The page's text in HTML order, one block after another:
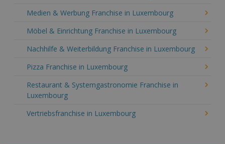
Medien & Werbung Franchise in Luxembourg
Möbel & Einrichtung Franchise in Luxembourg
Nachhilfe & Weiterbildung Franchise in Luxembourg
Pizza Franchise in Luxembourg
Restaurant & Systemgastronomie Franchise in
Luxembourg
Vertriebsfranchise in Luxembourg